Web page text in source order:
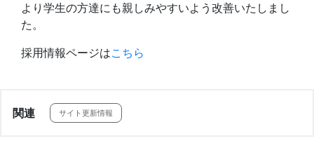
より学生の方達にも親しみやすいよう改善いたしまし
た。
採用情報ページはこちら
関連 サイト更新情報